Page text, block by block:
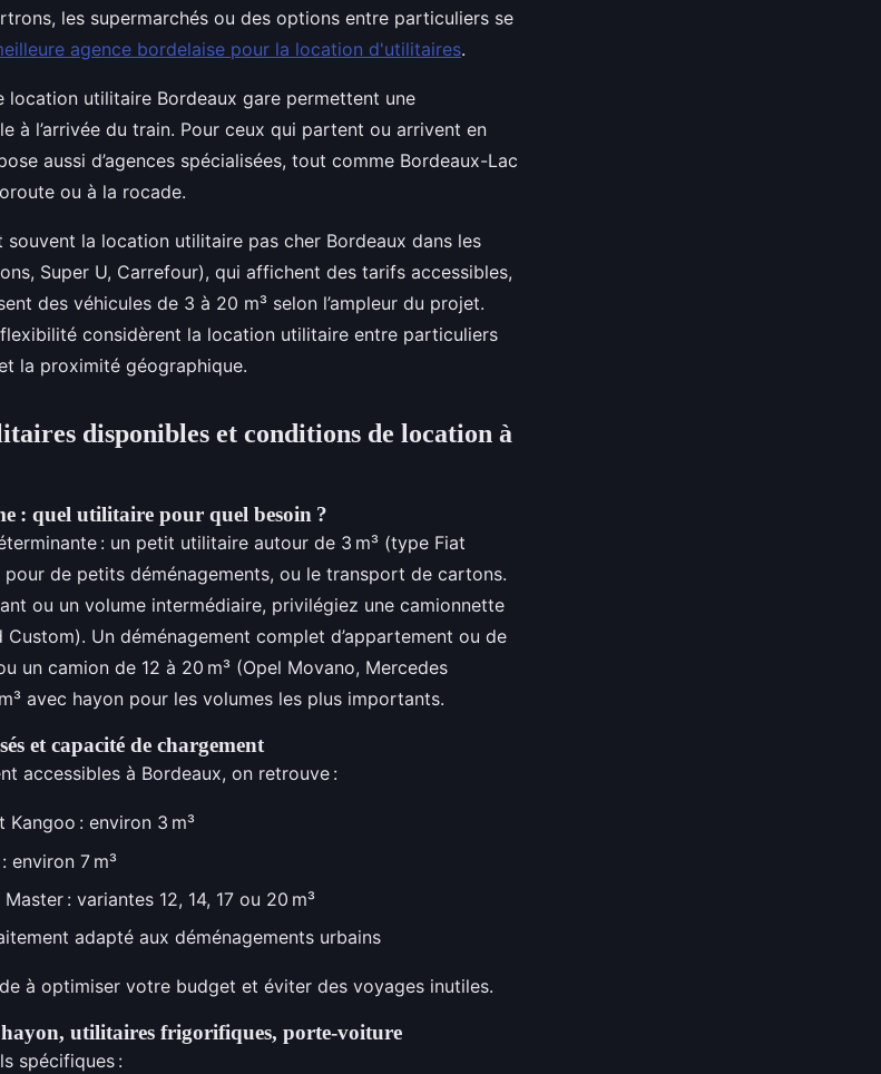
les supermarchés ou des options entre particuliers se
agence bordelaise pour la location d'utilitaires.
location utilitaire Bordeaux gare permettent une
à l’arrivée du train. Pour ceux qui partent ou arrivent en
aussi d’agences spécialisées, tout comme Bordeaux-Lac
ou à la rocade.
la location utilitaire pas cher Bordeaux dans les
Super U, Carrefour), qui affichent des tarifs accessibles,
des véhicules de 3 à 20 m³ selon l’ampleur du projet.
considèrent la location utilitaire entre particuliers
la proximité géographique.
disponibles et conditions de location à
: quel utilitaire pour quel besoin ?
: un petit utilitaire autour de 3 m³ (type Fiat
de petits déménagements, ou le transport de cartons.
ou un volume intermédiaire, privilégiez une camionnette
Custom). Un déménagement complet d’appartement ou de
un camion de 12 à 20 m³ (Opel Movano, Mercedes
avec hayon pour les volumes les plus importants.
et capacité de chargement
accessibles à Bordeaux, on retrouve :
Kangoo : environ 3 m³
environ 7 m³
: variantes 12, 14, 17 ou 20 m³
adapté aux déménagements urbains
à optimiser votre budget et éviter des voyages inutiles.
hayon, utilitaires frigorifiques, porte-voiture
spécifiques :